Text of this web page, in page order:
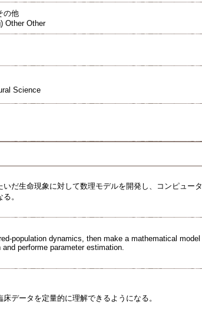
の他
Other Other
Science
だ生命現象に対して数理モデルを開発し、コンピュー
。
population dynamics, then make a mathematical
performe parameter estimation.
データを定量的に理解できるようになる。